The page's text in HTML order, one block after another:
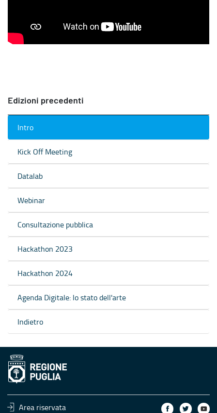
Edizioni precedenti
Intro
Kick Off Meeting
Datalab
Webinar
Consultazione pubblica
Hackathon 2023
Hackathon 2024
Agenda Digitale: lo stato dell'arte
Indietro
Area riservata